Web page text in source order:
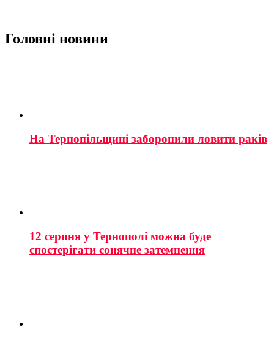
Головні новини
На Тернопільщині заборонили ловити раків
12 серпня у Тернополі можна буде
спостерігати сонячне затемнення